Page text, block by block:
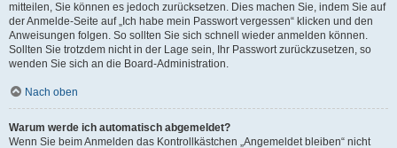
mitteilen, Sie können es jedoch zurücksetzen. Dies machen Sie, indem Sie auf
der Anmelde-Seite auf „Ich habe mein Passwort vergessen“ klicken und den
Anweisungen folgen. So sollten Sie sich schnell wieder anmelden können.
Sollten Sie trotzdem nicht in der Lage sein, Ihr Passwort zurückzusetzen, so
wenden Sie sich an die Board-Administration.
Nach oben
Warum werde ich automatisch abgemeldet?
Wenn Sie beim Anmelden das Kontrollkästchen „Angemeldet bleiben“ nicht